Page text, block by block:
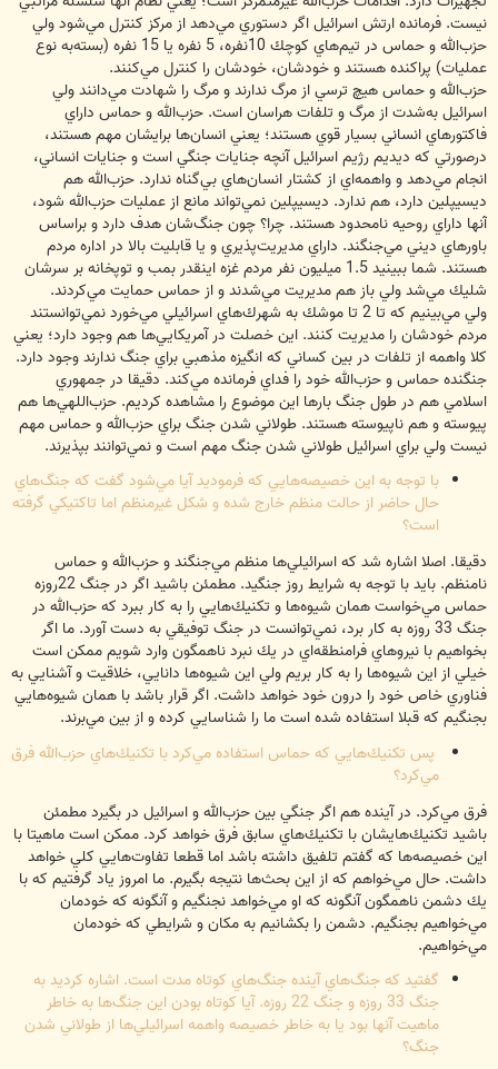
نيست. فرمانده ارتش اسرائيل اگر دستوري مي‌دهد از مركز كنترل مي‌شود ولي
حزب‌الله و حماس در تيم‌هاي كوچك 10نفره، 5 نفره يا 15 نفره (بسته‌به نوع
عمليات) پراكنده هستند و خودشان، خودشان را كنترل مي‌كنند.
حزب‌الله و حماس هيچ ترسي از مرگ ندارند و مرگ را شهادت مي‌دانند ولي
اسرائيل به‌شدت از مرگ و تلفات هراسان است. حزب‌الله و حماس داراي
فاكتورهاي انساني بسيار قوي هستند؛ يعني انسان‌ها برايشان مهم هستند،
درصورتي كه ديديم رژيم اسرائيل آنچه جنايات جنگي است و جنايات انساني،
انجام مي‌دهد و واهمه‌اي از كشتار انسان‌هاي بي‌گناه ندارد. حزب‌الله هم
ديسيپلين دارد، هم ندارد. ديسيپلين نمي‌تواند مانع از عمليات حزب‌الله شود،
آنها داراي روحيه نامحدود هستند. چرا؟ چون جنگ‌شان هدف دارد و براساس
باورهاي ديني مي‌جنگند. داراي مديريت‌پذيري و يا قابليت بالا در اداره مردم
هستند. شما ببينيد 1.5 ميليون نفر مردم غزه اينقدر بمب و توپخانه بر سرشان
شليك مي‌شد ولي باز هم مديريت مي‌شدند و از حماس حمايت مي‌كردند.
ولي مي‌‌بينيم كه تا 2 تا موشك به شهرك‌هاي اسرائيلي مي‌خورد نمي‌توانستند
مردم خودشان را مديريت كنند. اين خصلت در آمريكايي‌ها هم وجود دارد؛ يعني
كلا واهمه از تلفات در بين كساني كه انگيزه مذهبي براي جنگ ندارند وجود دارد.
جنگنده حماس و حزب‌الله خود را فداي فرمانده مي‌كند. دقيقا در جمهوري
اسلامي ‌هم در طول جنگ بارها اين موضوع را مشاهده كرديم. حزب‌اللهي‌ها هم
پيوسته و هم ناپيوسته هستند. طولاني شدن جنگ براي حزب‌الله و حماس مهم
نيست ولي براي اسرائيل طولاني شدن جنگ مهم است و نمي‌توانند بپذيرند.
‌با توجه به اين خصيصه‌هايي كه فرموديد آيا مي‌شود گفت كه جنگ‌هاي
حال حاضر از حالت منظم خارج شده و شكل غيرمنظم اما تاكتيكي گرفته
است؟
دقيقا. اصلا اشاره شد كه اسرائيلي‌ها منظم مي‌جنگند و حزب‌الله و حماس
نامنظم. بايد با توجه به شرايط روز جنگيد. مطمئن باشيد اگر در جنگ 22روزه
حماس مي‌خواست همان شيوه‌ها و تكنيك‌هايي را به كار ببرد كه حزب‌الله در
جنگ 33 روزه به كار برد، نمي‌توانست در جنگ توفيقي به دست آورد. ما اگر
بخواهيم با نيروهاي فرامنطقه‌اي در يك نبرد ناهمگون وارد شويم ممكن است
خيلي از اين شيوه‌ها را به كار بريم ولي اين شيوه‌ها دانايي، خلاقيت و آشنايي به
فناوري خاص خود را درون خود خواهد داشت. اگر قرار باشد با همان شيوه‌هايي
بجنگيم كه قبلا استفاده شده است ما را شناسايي كرده و از بين مي‌برند.
‌ پس تكنيك‌هايي كه حماس استفاده مي‌كرد با تكنيك‌هاي حزب‌الله فرق
مي‌كرد؟
فرق مي‌كرد. در آينده هم اگر جنگي بين حزب‌الله و اسرائيل در بگيرد مطمئن
باشيد تكنيك‌هايشان با تكنيك‌هاي سابق فرق خواهد كرد. ممكن است ماهيتا با
اين خصيصه‌ها كه گفتم تلفيق داشته باشد اما قطعا تفاوت‌هايي كلي خواهد
داشت. حال مي‌خواهم كه از اين بحث‌ها نتيجه بگيرم. ما امروز ياد گرفتيم كه با
يك دشمن ناهمگون آنگونه كه او مي‌خواهد نجنگيم و آنگونه كه خودمان
مي‌خواهيم بجنگيم. دشمن را بكشانيم به مكان و شرايطي كه خودمان
مي‌خواهيم.
گفتيد كه جنگ‌هاي آينده جنگ‌هاي كوتاه مدت است. اشاره كرديد به
جنگ 33 روزه و جنگ 22 روزه. آيا كوتاه بودن اين جنگ‌ها به خاطر
ماهيت آنها بود يا به خاطر خصيصه واهمه اسرائيلي‌ها از طولاني شدن
جنگ؟